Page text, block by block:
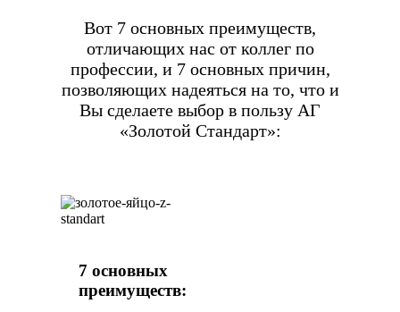
Вот 7 основных преимуществ,
отличающих нас от коллег по
профессии, и 7 основных причин,
позволяющих надеяться на то, что и
Вы сделаете выбор в пользу АГ
«Золотой Стандарт»:
7 основных
преимуществ: